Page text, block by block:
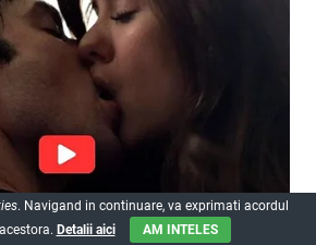
. Navigand in continuare, va exprimati acordul
Detalii aici AM INTELES